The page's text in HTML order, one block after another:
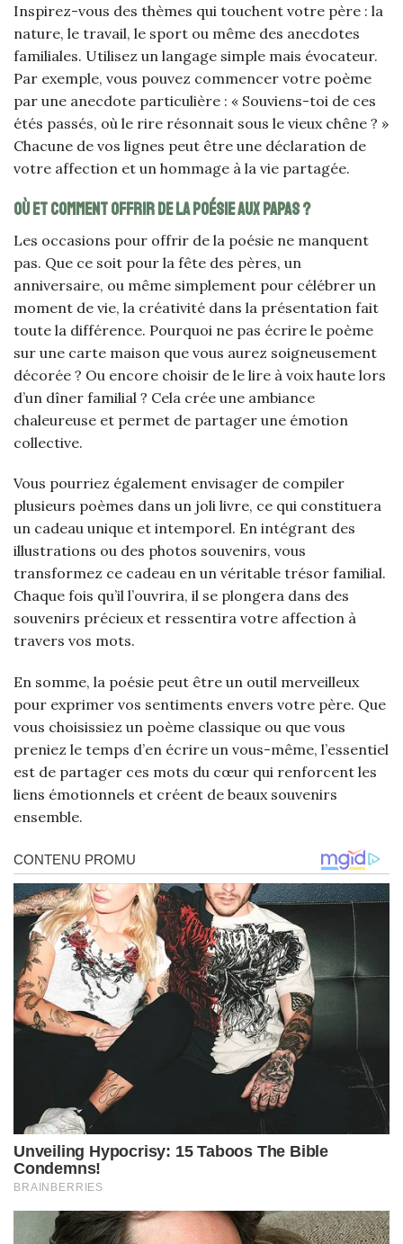
Inspirez-vous des thèmes qui touchent votre père : la
nature, le travail, le sport ou même des anecdotes
familiales. Utilisez un langage simple mais évocateur.
Par exemple, vous pouvez commencer votre poème
par une anecdote particulière : « Souviens-toi de ces
étés passés, où le rire résonnait sous le vieux chêne ? »
Chacune de vos lignes peut être une déclaration de
votre affection et un hommage à la vie partagée.
Où et comment offrir de la poésie aux papas ?
Les occasions pour offrir de la poésie ne manquent
pas. Que ce soit pour la fête des pères, un
anniversaire, ou même simplement pour célébrer un
moment de vie, la créativité dans la présentation fait
toute la différence. Pourquoi ne pas écrire le poème
sur une carte maison que vous aurez soigneusement
décorée ? Ou encore choisir de le lire à voix haute lors
d’un dîner familial ? Cela crée une ambiance
chaleureuse et permet de partager une émotion
collective.
Vous pourriez également envisager de compiler
plusieurs poèmes dans un joli livre, ce qui constituera
un cadeau unique et intemporel. En intégrant des
illustrations ou des photos souvenirs, vous
transformez ce cadeau en un véritable trésor familial.
Chaque fois qu’il l’ouvrira, il se plongera dans des
souvenirs précieux et ressentira votre affection à
travers vos mots.
En somme, la poésie peut être un outil merveilleux
pour exprimer vos sentiments envers votre père. Que
vous choisissiez un poème classique ou que vous
preniez le temps d’en écrire un vous-même, l’essentiel
est de partager ces mots du cœur qui renforcent les
liens émotionnels et créent de beaux souvenirs
ensemble.